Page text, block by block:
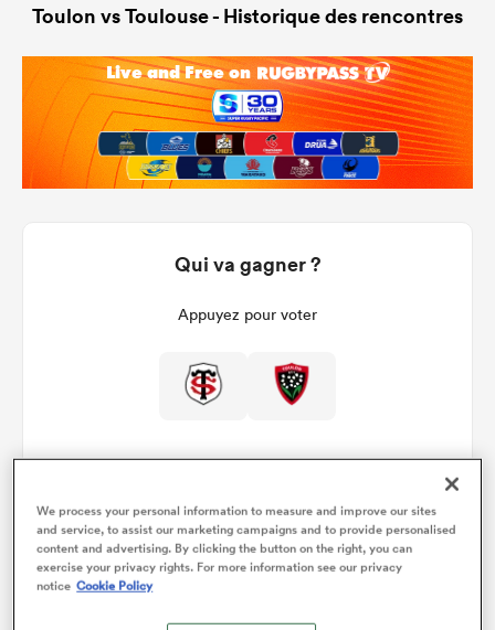
Toulon vs Toulouse - Historique des rencontres
Qui va gagner ?
Appuyez pour voter
Détails du match
We process your personal information to measure and improve our sites
and service, to assist our marketing campaigns and to provide personalised
content and advertising. By clicking the button on the right, you can
exercise your privacy rights. For more information see our privacy
notice Cookie Policy